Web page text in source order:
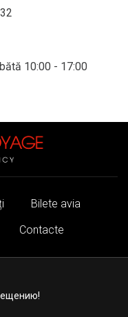
10:00 - 17:00
Bilete avia
Contacte